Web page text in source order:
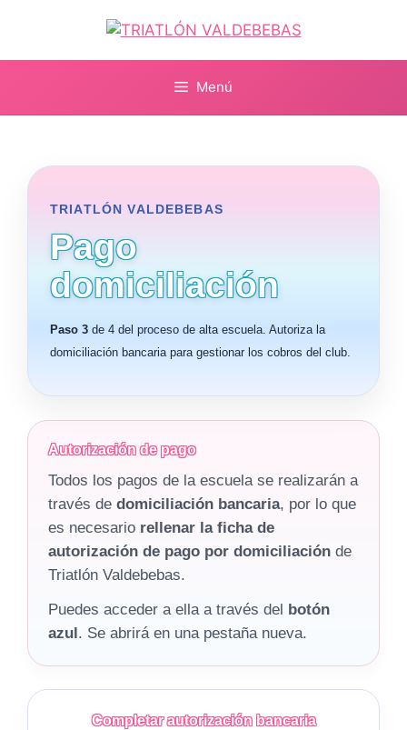
contenido
Menú
TRIATLÓN VALDEBEBAS
Pago
domiciliación
Paso 3 de 4 del proceso de alta escuela. Autoriza la
domiciliación bancaria para gestionar los cobros del club.
Autorización de pago
Todos los pagos de la escuela se realizarán a
través de domiciliación bancaria, por lo que
es necesario rellenar la ficha de
autorización de pago por domiciliación de
Triatlón Valdebebas.
Puedes acceder a ella a través del botón
azul. Se abrirá en una pestaña nueva.
Completar autorización bancaria